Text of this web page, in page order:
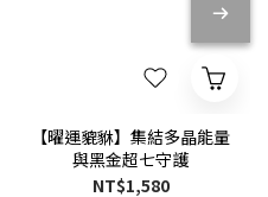
【曜運貔貅】集結多晶能量
與黑金超七守護
NT$1,580